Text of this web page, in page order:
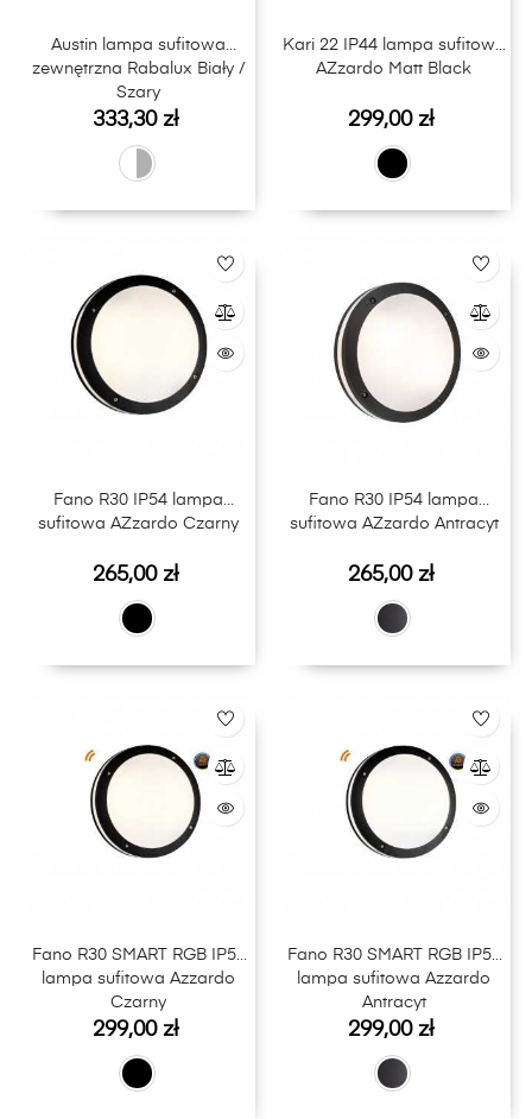
Austin lampa sufitowa
zewnętrzna Rabalux Biały /
Szary
Cena
333,30 zł
Kari 22 IP44 lampa sufitowa
AZzardo Matt Black
Cena
299,00 zł
Fano R30 IP54 lampa
sufitowa AZzardo Czarny
Cena
265,00 zł
Fano R30 IP54 lampa
sufitowa AZzardo Antracyt
Cena
265,00 zł
Fano R30 SMART RGB IP54
lampa sufitowa Azzardo
Czarny
Cena
299,00 zł
Fano R30 SMART RGB IP54
lampa sufitowa Azzardo
Antracyt
Cena
299,00 zł